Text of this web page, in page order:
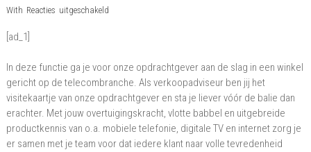
With Reacties uitgeschakeldvoor
[ad_1]
In deze functie ga je voor onze opdrachtgever aan de slag in een winkel
gericht op de telecombranche. Als verkoopadviseur ben jij het
visitekaartje van onze opdrachtgever en sta je liever vóór de balie dan
erachter. Met jouw overtuigingskracht, vlotte babbel en uitgebreide
productkennis van o.a. mobiele telefonie, digitale TV en internet zorg je
er samen met je team voor dat iedere klant naar volle tevredenheid